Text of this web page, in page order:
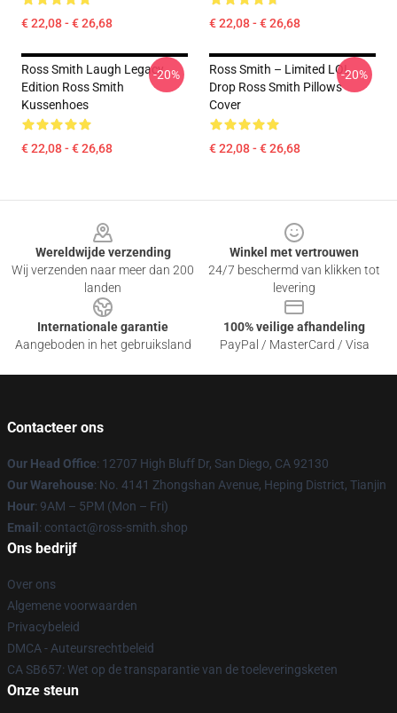
€ 22,08 - € 26,68 € 22,08 - € 26,68
Ross Smith Laugh Legacy
Edition Ross Smith
Kussenhoes
€ 22,08 - € 26,68
-20%
Ross Smith – Limited LOL
Drop Ross Smith Pillows
Cover
€ 22,08 - € 26,68
-20%
Wereldwijde verzending
Wij verzenden naar meer dan 200
landen
Winkel met vertrouwen
24/7 beschermd van klikken tot
levering
Internationale garantie
Aangeboden in het gebruiksland
100% veilige afhandeling
PayPal / MasterCard / Visa
Contacteer ons
Our Head Office: 12707 High Bluff Dr, San Diego, CA 92130
Our Warehouse: No. 4141 Zhongshan Avenue, Heping District, Tianjin
Hour: 9AM – 5PM (Mon – Fri)
Email : contact@ross-smith.shop
Ons bedrijf
Over ons
Algemene voorwaarden
Privacybeleid
DMCA - Auteursrechtbeleid
CA SB657: Wet op de transparantie van de toeleveringsketen
Onze steun